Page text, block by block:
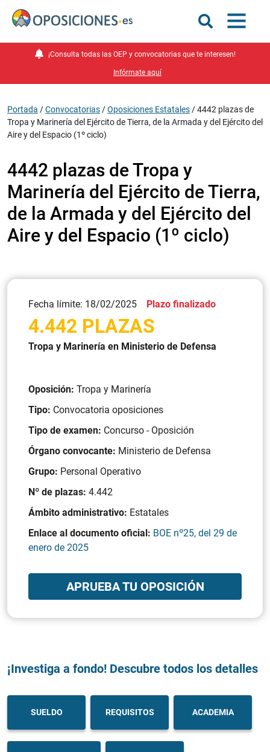
¡Consulta todas las OEP y convocatorias que te interesen!
Infórmate aquí
Portada /Convocatorias /Oposiciones Estatales /4442 plazas de
Tropa y Marinería del Ejército de Tierra, de la Armada y del Ejército del
Aire y del Espacio (1º ciclo)
4442 plazas de Tropa y
Marinería del Ejército de Tierra,
de la Armada y del Ejército del
Aire y del Espacio (1º ciclo)
Fecha límite: 18/02/2025 Plazo finalizado
4.442 PLAZAS
Tropa y Marinería en Ministerio de Defensa
Oposición: Tropa y Marinería
Tipo: Convocatoria oposiciones
Tipo de examen: Concurso - Oposición
Órgano convocante: Ministerio de Defensa
Grupo: Personal Operativo
Nº de plazas: 4.442
Ámbito administrativo: Estatales
Enlace al documento oficial: BOE nº25, del 29 de
enero de 2025
APRUEBA TU OPOSICIÓN
¡Investiga a fondo! Descubre todos los detalles
SUELDO REQUISITOS ACADEMIA